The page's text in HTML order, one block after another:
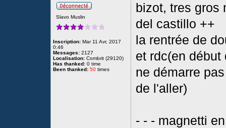
Slavo Muslin
Inscription: Mar 11 Avr, 2017
0:46
Messages: 2127
Localisation: Combrit (29120)
Has thanked: 0 time
Been thanked: 50 times
bizot, tres gros
del castillo ++
la rentrée de
et rdc(en
ne démarre
de l'aller)
- - - magnetti